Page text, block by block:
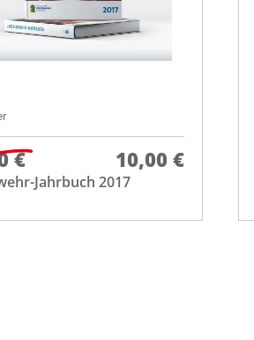
€ 10,00 €
Jahrbuch 2017